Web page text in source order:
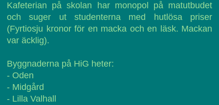
Kafeterian på skolan har monopol på matutbudet
och suger ut studenterna med hutlösa priser
(Fyrtiosju kronor för en macka och en läsk. Mackan
var äcklig).
Byggnaderna på HiG heter:
- Oden
- Midgård
- Lilla Valhall